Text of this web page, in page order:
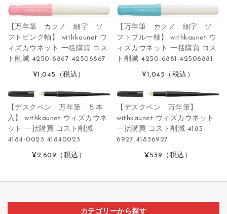
【万年筆 カクノ 細字 ソ
フトピンク軸】 withkaunet ウ
ィズカウネット 一括購買 コス
ト削減 4250-6867 42506867
¥1,045 （税込）
【万年筆 カクノ 細字 ソ
フトブルー軸】 withkaunet ウ
ィズカウネット 一括購買 コス
ト削減 4250-6881 42506881
¥1,045 （税込）
【デスクペン 万年筆 ５本
入】 withkaunet ウィズカウネ
ット 一括購買 コスト削減
4184-0023 41840023
¥2,609 （税込）
【デスクペン 万年筆】
withkaunet ウィズカウネット
一括購買 コスト削減 4183-
6927 41836927
¥539 （税込）
カテゴリーから探す